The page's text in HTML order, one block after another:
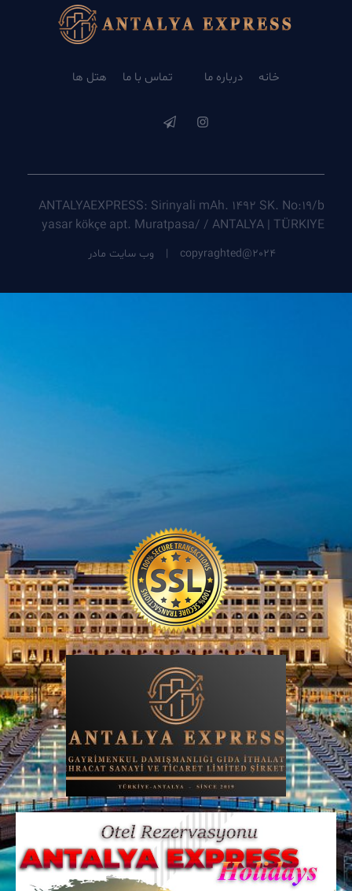
خانه درباره ما تماس با ما هتل ها
ANTALYAEXPRESS: Sirinyali mAh. 1492 SK. No:19/b
yasar kökçe apt. Muratpasa/ / ANTALYA | TÜRKIYE
copyraghted@2024
| وب سایت مادر